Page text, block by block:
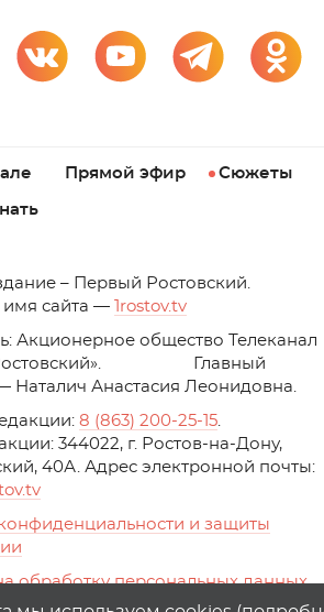
Прямой эфир Сюжеты
– Первый Ростовский.
сайта —
1rostov.tv
Акционерное общество Телеканал
Ростовский». Главный
Наталич Анастасия Леонидовна.
8 (863) 200-25-15.
344022, г. Ростов-на-Дону,
40А. Адрес электронной почты:
и защиты
обработку персональных данных
Yandex.Metrika, top.mail.ru